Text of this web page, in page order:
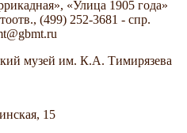
«Улица 1905 года»
(499) 252-3681 - спр.
музей им. К.А. Тимирязева
15